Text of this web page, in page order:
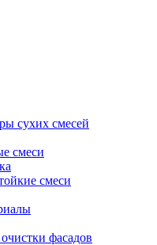
сухих смесей
смеси
смеси
фасадов